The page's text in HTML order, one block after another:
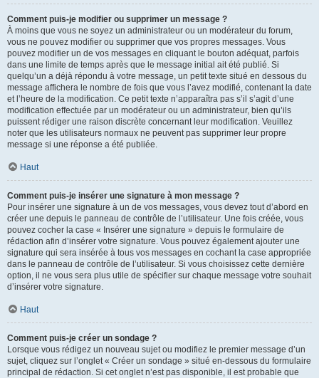
Comment puis-je modifier ou supprimer un message ?
À moins que vous ne soyez un administrateur ou un modérateur du forum,
vous ne pouvez modifier ou supprimer que vos propres messages. Vous
pouvez modifier un de vos messages en cliquant le bouton adéquat, parfois
dans une limite de temps après que le message initial ait été publié. Si
quelqu’un a déjà répondu à votre message, un petit texte situé en dessous du
message affichera le nombre de fois que vous l’avez modifié, contenant la date
et l’heure de la modification. Ce petit texte n’apparaîtra pas s’il s’agit d’une
modification effectuée par un modérateur ou un administrateur, bien qu’ils
puissent rédiger une raison discrète concernant leur modification. Veuillez
noter que les utilisateurs normaux ne peuvent pas supprimer leur propre
message si une réponse a été publiée.
Haut
Comment puis-je insérer une signature à mon message ?
Pour insérer une signature à un de vos messages, vous devez tout d’abord en
créer une depuis le panneau de contrôle de l’utilisateur. Une fois créée, vous
pouvez cocher la case « Insérer une signature » depuis le formulaire de
rédaction afin d’insérer votre signature. Vous pouvez également ajouter une
signature qui sera insérée à tous vos messages en cochant la case appropriée
dans le panneau de contrôle de l’utilisateur. Si vous choisissez cette dernière
option, il ne vous sera plus utile de spécifier sur chaque message votre souhait
d’insérer votre signature.
Haut
Comment puis-je créer un sondage ?
Lorsque vous rédigez un nouveau sujet ou modifiez le premier message d’un
sujet, cliquez sur l’onglet « Créer un sondage » situé en-dessous du formulaire
principal de rédaction. Si cet onglet n’est pas disponible, il est probable que